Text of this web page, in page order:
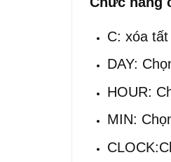
C: xóa tất
DAY:
HOUR:
MIN: